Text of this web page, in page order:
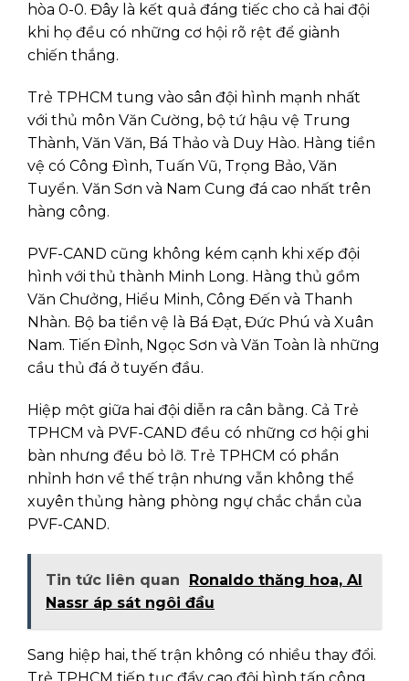
hòa 0-0. Đây là kết quả đáng tiếc cho cả hai đội
khi họ đều có những cơ hội rõ rệt để giành
chiến thắng.
Trẻ TPHCM tung vào sân đội hình mạnh nhất
với thủ môn Văn Cường, bộ tứ hậu vệ Trung
Thành, Văn Văn, Bá Thảo và Duy Hào. Hàng tiền
vệ có Công Đình, Tuấn Vũ, Trọng Bảo, Văn
Tuyển. Văn Sơn và Nam Cung đá cao nhất trên
hàng công.
PVF-CAND cũng không kém cạnh khi xếp đội
hình với thủ thành Minh Long. Hàng thủ gồm
Văn Chưởng, Hiểu Minh, Công Đến và Thanh
Nhàn. Bộ ba tiền vệ là Bá Đạt, Đức Phú và Xuân
Nam. Tiến Đỉnh, Ngọc Sơn và Văn Toàn là những
cầu thủ đá ở tuyến đầu.
Hiệp một giữa hai đội diễn ra cân bằng. Cả Trẻ
TPHCM và PVF-CAND đều có những cơ hội ghi
bàn nhưng đều bỏ lỡ. Trẻ TPHCM có phần
nhỉnh hơn về thế trận nhưng vẫn không thể
xuyên thủng hàng phòng ngự chắc chắn của
PVF-CAND.
Tin tức liên quan
Ronaldo thăng hoa, Al
Nassr áp sát ngôi đầu
Sang hiệp hai, thế trận không có nhiều thay đổi.